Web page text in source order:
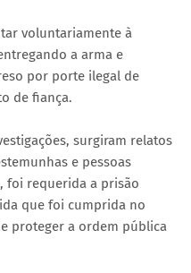
voluntariamente à
a arma e
por porte ilegal de
de fiança.
surgiram relatos
e pessoas
foi requerida a prisão
que foi cumprida no
proteger a ordem pública